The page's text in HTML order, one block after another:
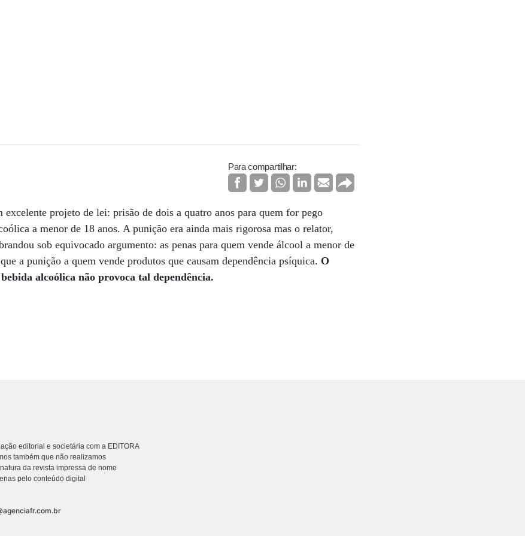
Para compartilhar:
excelente projeto de lei: prisão de dois a quatro anos para quem for pego
a menor de 18 anos. A punição era ainda mais rigorosa mas o relator,
sob equivocado argumento: as penas para quem vende álcool a menor de
a punição a quem vende produtos que causam dependência psíquica. O
alcoólica não provoca tal dependência.
editorial e societária com a EDITORA
também que não realizamos
da revista impressa de nome
pelo conteúdo digital